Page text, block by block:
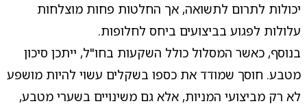
יכולות לתרום לתשואה, אך החלטות פחות מוצלחות
עלולות לפגוע בביצועים ביחס לחלופות.
בנוסף, כאשר המסלול כולל השקעות בחו"ל, ייתכן סיכון
מטבע. חוסך שמודד את כספו בשקלים עשוי להיות מושפע
לא רק מביצועי המניות, אלא גם משינויים בשערי מטבע,